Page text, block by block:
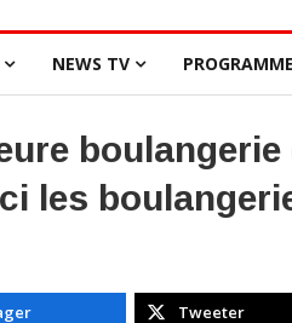
NEWS TV
les
Tweeter